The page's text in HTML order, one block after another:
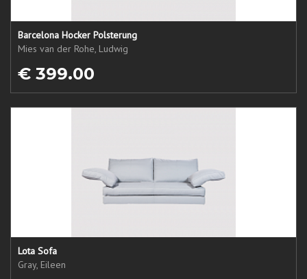
Barcelona Hocker Polsterung
Mies van der Rohe, Ludwig
€ 399.00
Lota Sofa
Gray, Eileen